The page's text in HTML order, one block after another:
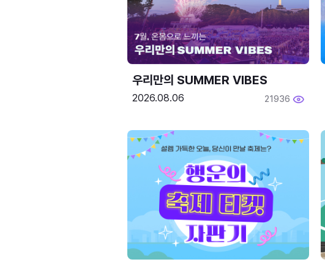
우리만의 SUMMER VIBES
2026.08.06 21936